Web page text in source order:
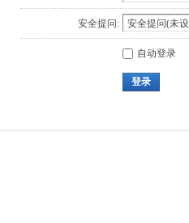
安全提问:
自动登录
登录